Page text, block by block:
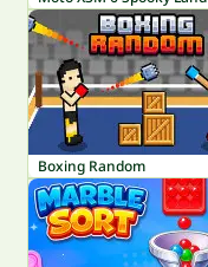
Boxing Random